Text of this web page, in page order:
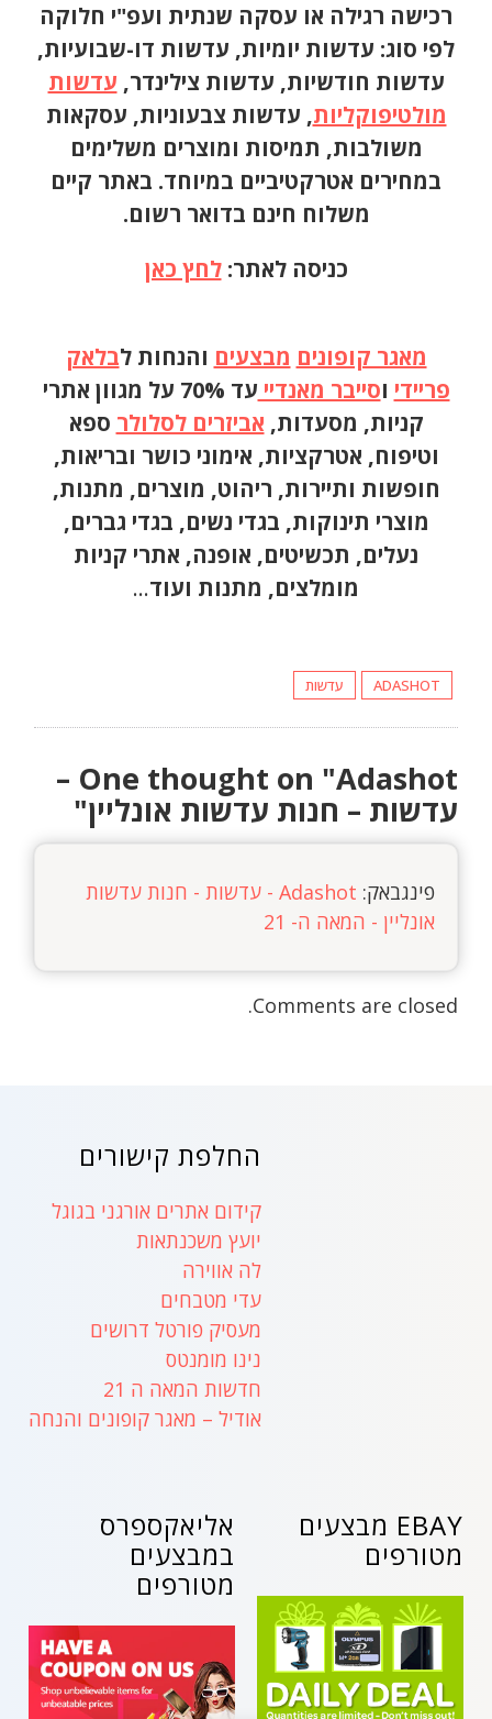
רכישה רגילה או עסקה שנתית ועפ"י חלוקה
לפי סוג: עדשות יומיות, עדשות דו-שבועיות,
עדשות חודשיות, עדשות צילינדר, עדשות
מולטיפוקליות, עדשות צבעוניות, עסקאות
משולבות, תמיסות ומוצרים משלימים
במחירים אטרקטיביים במיוחד. באתר קיים
משלוח חינם בדואר רשום.
כניסה לאתר:לחץ כאן
מאגר קופונים מבצעים והנחות לבלאק
פריידי וסייבר מאנדיי
עד 70% על מגוון אתרי
קניות, מסעדות, אביזרים לסלולר ספא
וטיפוח, אטרקציות, אימוני כושר ובריאות,
חופשות ותיירות, ריהוט, מוצרים, מתנות,
מוצרי תינוקות, בגדי נשים, בגדי גברים,
נעלים, תכשיטים, אופנה, אתרי קניות
מומלצים, מתנות ועוד…
ADASHOT עדשות
One thought on "
Adashot –
עדשות – חנות עדשות אונליין"
פינגבאק:
Adashot - עדשות - חנות עדשות
אונליין - המאה ה- 21
Comments are closed.
החלפת קישורים
קידום אתרים אורגני בגוגל
יועץ משכנתאות
לה אווירה
עדי מטבחים
מעסיק פורטל דרושים
נינו מומנטס
חדשות המאה ה 21
אודיל – מאגר קופונים והנחה
אליאקספרס
במבצעים
מטורפים
EBAY מבצעים
מטורפים